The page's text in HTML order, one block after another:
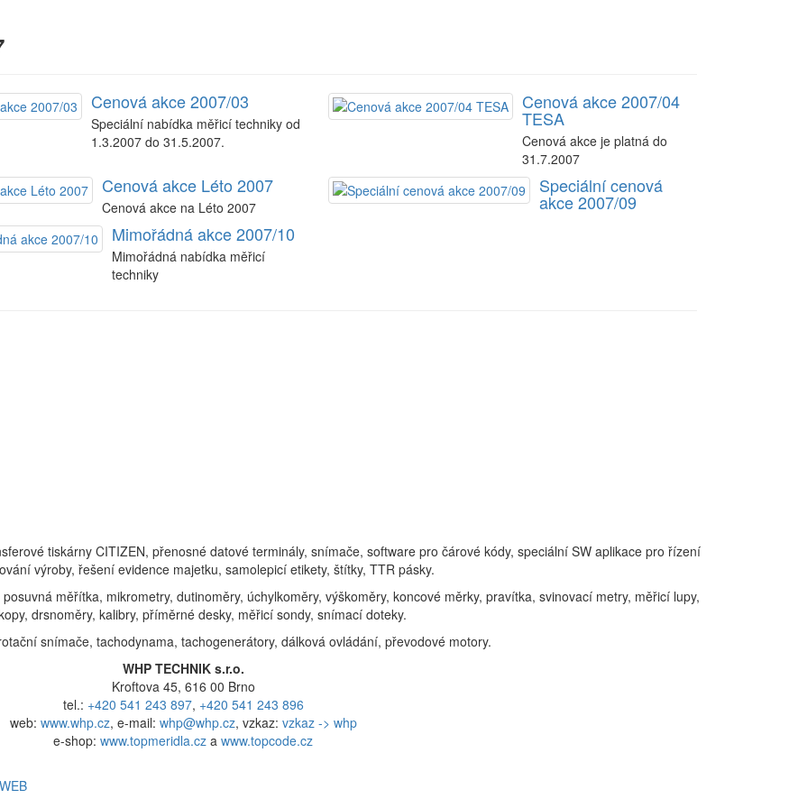
Cenová akce 2007/03
Speciální nabídka měřicí techniky od
1.3.2007 do 31.5.2007.
Cenová akce 2007/04
TESA
Cenová akce je platná do
31.7.2007
Cenová akce Léto 2007
Cenová akce na Léto 2007
Speciální cenová
akce 2007/09
Mimořádná akce 2007/10
Mimořádná nabídka měřicí
techniky
tiskárny CITIZEN, přenosné datové terminály, snímače, software pro čárové kódy, speciální SW aplikace pro řízení
výroby, řešení evidence majetku, samolepicí etikety, štítky, TTR pásky.
měřítka, mikrometry, dutinoměry, úchylkoměry, výškoměry, koncové měrky, pravítka, svinovací metry, měřicí lupy,
drsnoměry, kalibry, příměrné desky, měřicí sondy, snímací doteky.
snímače, tachodynama, tachogenerátory, dálková ovládání, převodové motory.
WHP TECHNIK s.r.o.
Kroftova 45, 616 00 Brno
tel.: +420 541 243 897, +420 541 243 896
web: www.whp.cz, e-mail: whp@whp.cz, vzkaz: vzkaz -> whp
e-shop: www.topmeridla.cz a www.topcode.cz